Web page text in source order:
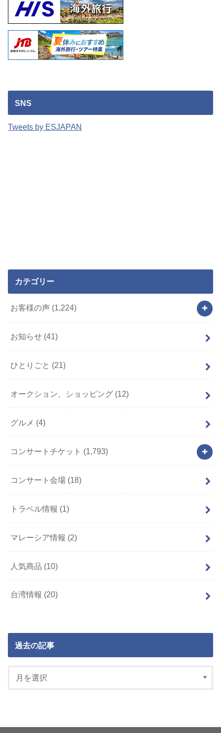
SNS
Tweets by ESJAPAN
カテゴリー
お客様の声 (1,224)
お知らせ (41)
ひとりごと (21)
オークション、ショッピング (12)
グルメ (4)
コンサートチケット (1,793)
コンサート会場 (18)
トラベル情報 (1)
マレーシア情報 (2)
人気商品 (10)
台湾情報 (20)
過去の記事